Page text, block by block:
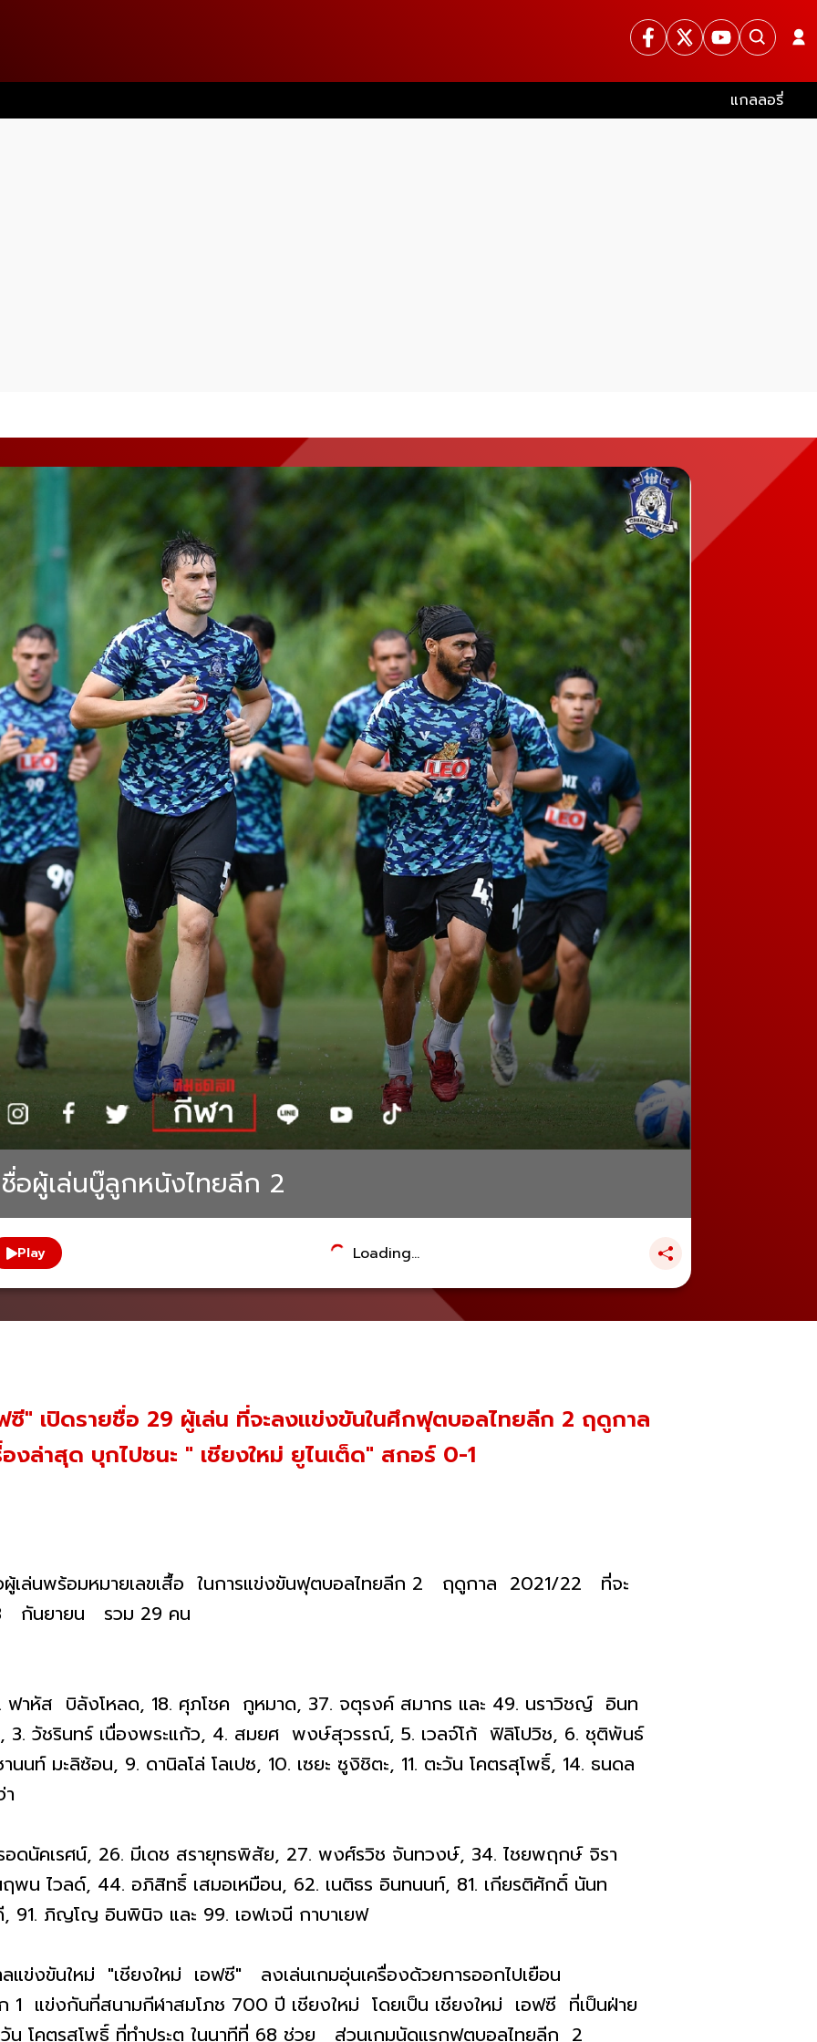
แกลลอรี่
อผู้เล่นบู๊ลูกหนังไทยลีก 2
Play Loading...
ซี" เปิดรายชื่อ 29 ผู้เล่น ที่จะลงแข่งขันในศึกฟุตบอลไทยลีก 2 ฤดูกาล
งล่าสุด บุกไปชนะ " เชียงใหม่ ยูไนเต็ด" สกอร์ 0-1
ผู้เล่นพร้อมหมายเลขเสื้อ ในการแข่งขันฟุตบอลไทยลีก 2 ฤดูกาล 2021/22 ที่จะ
กันยายน รวม 29 คน
ฟาหัส บิลังโหลด, 18. ศุภโชค กูหมาด, 37. จตุรงค์ สมากร และ 49. นราวิชญ์ อินท
3. วัชรินทร์ เนื่องพระแก้ว, 4. สมยศ พงษ์สุวรรณ์, 5. เวลจ์โก้ ฟิลิโปวิช, 6. ชุติพันธ์
นท์ มะลิซ้อน, 9. ดานิลโล่ โลเปซ, 10. เซยะ ซูงิชิตะ, 11. ตะวัน โคตรสุโพธิ์, 14. ธนดล
ดนัคเรศน์, 26. มีเดช สรายุทธพิสัย, 27. พงศ์รวิช จันทวงษ์, 34. ไชยพฤกษ์ จิรา
พน ไวลด์, 44. อภิสิทธิ์ เสมอเหมือน, 62. เนติธร อินทนนท์, 81. เกียรติศักดิ์ นันท
, 91. ภิญโญ อินพินิจ และ 99. เอฟเจนี กาบาเยฟ
ลแข่งขันใหม่ "เชียงใหม่ เอฟซี" ลงเล่นเกมอุ่นเครื่องด้วยการออกไปเยือน
1 แข่งกันที่สนามกีฬาสมโภช 700 ปี เชียงใหม่ โดยเป็น เชียงใหม่ เอฟซี ที่เป็นฝ่าย
น โคตรสุโพธิ์ ที่ทำประตู ในนาทีที่ 68 ช่วย ส่วนเกมนัดแรกฟุตบอลไทยลีก 2